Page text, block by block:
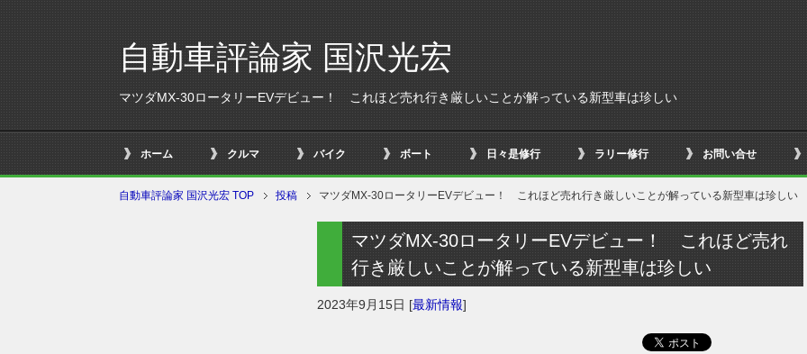
自動車評論家 国沢光宏
マツダMX-30ロータリーEVデビュー！ これほど売れ行き厳しいことが解っている新型車は珍しい
ホーム クルマ バイク ボート 日々是修行 ラリー修行 お問い合せ
自動車評論家 国沢光宏 TOP 投稿 マツダMX-30ロータリーEVデビュー！ これほど売れ行き厳しいことが解っている新型車は珍しい
マツダMX-30ロータリーEVデビュー！ これほど売れ
行き厳しいことが解っている新型車は珍しい
2023年9月15日 [最新情報]